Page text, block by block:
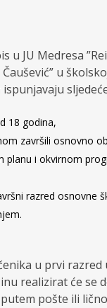
u JU Medresa
u
18 godina,
završili osnovno
planu i okvirnom
razred osnovne
u prvi razred
realizirat će se
pošte ili